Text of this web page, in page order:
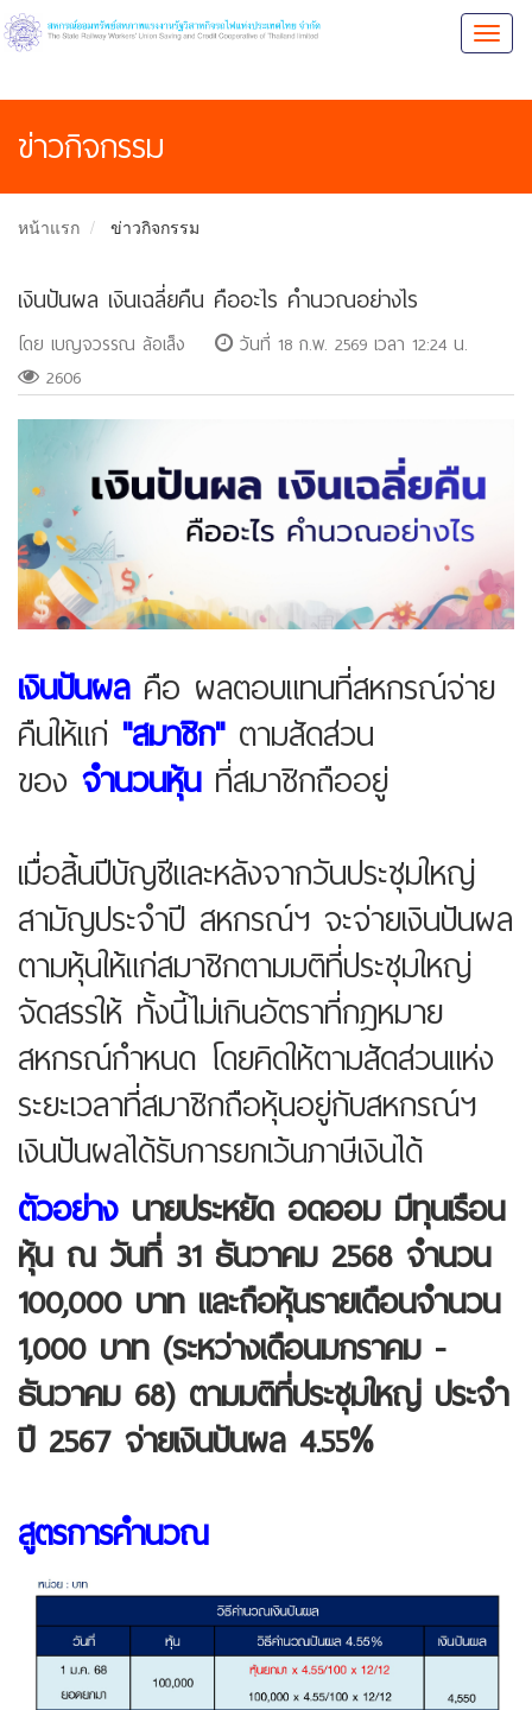
ข่าวกิจกรรม
หน้าแรก ข่าวกิจกรรม
เงินปันผล เงินเฉลี่ยคืน คืออะไร คำนวณอย่างไร
โดย เบญจวรรณ ล้อเส็ง
วันที่ 18 ก.พ. 2569 เวลา 12:24 น.
2606
เงินปันผล คือ ผลตอบแทนที่สหกรณ์จ่าย
คืนให้แก่ "สมาชิก"ตามสัดส่วน
ของ จำนวนหุ้น ที่สมาชิกถืออยู่
เมื่อสิ้นปีบัญชีและหลังจากวันประชุมใหญ่
สามัญประจำปี สหกรณ์ฯ จะจ่ายเงินปันผล
ตามหุ้นให้แก่สมาชิกตามมติที่ประชุมใหญ่
จัดสรรให้ ทั้งนี้ไม่เกินอัตราที่กฎหมาย
สหกรณ์กำหนด โดยคิดให้ตามสัดส่วนแห่ง
ระยะเวลาที่สมาชิกถือหุ้นอยู่กับสหกรณ์ฯ
เงินปันผลได้รับการยกเว้นภาษีเงินได้
ตัวอย่างนายประหยัด อดออม มีทุนเรือน
หุ้น ณ วันที่ 31 ธันวาคม 2568 จำนวน
100,000 บาท และถือหุ้นรายเดือนจำนวน
1,000 บาท (ระหว่างเดือนมกราคม -
ธันวาคม 68) ตามมติที่ประชุมใหญ่ ประจำ
ปี 2567 จ่ายเงินปันผล 4.55%
สูตรการคำนวณ